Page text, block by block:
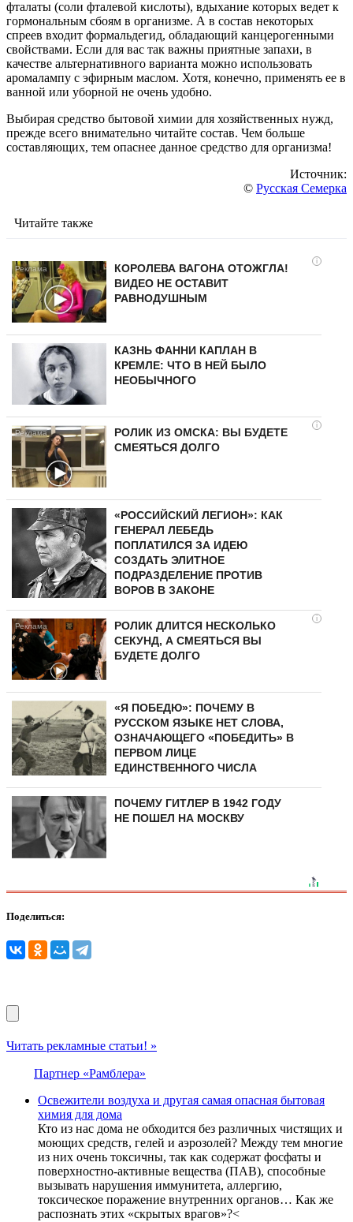
фталаты (соли фталевой кислоты), вдыхание которых ведет к
гормональным сбоям в организме. А в состав некоторых
спреев входит формальдегид, обладающий канцерогенными
свойствами. Если для вас так важны приятные запахи, в
качестве альтернативного варианта можно использовать
аромалампу с эфирным маслом. Хотя, конечно, применять ее в
ванной или уборной не очень удобно.
Выбирая средство бытовой химии для хозяйственных нужд,
прежде всего внимательно читайте состав. Чем больше
составляющих, тем опаснее данное средство для организма!
Источник:
© Русская Семерка
Читайте также
i
КОРОЛЕВА ВАГОНА ОТОЖГЛА!
ВИДЕО НЕ ОСТАВИТ
РАВНОДУШНЫМ
КАЗНЬ ФАННИ КАПЛАН В
КРЕМЛЕ: ЧТО В НЕЙ БЫЛО
НЕОБЫЧНОГО
i
РОЛИК ИЗ ОМСКА: ВЫ БУДЕТЕ
СМЕЯТЬСЯ ДОЛГО
«РОССИЙСКИЙ ЛЕГИОН»: КАК
ГЕНЕРАЛ ЛЕБЕДЬ
ПОПЛАТИЛСЯ ЗА ИДЕЮ
СОЗДАТЬ ЭЛИТНОЕ
ПОДРАЗДЕЛЕНИЕ ПРОТИВ
ВОРОВ В ЗАКОНЕ
i
РОЛИК ДЛИТСЯ НЕСКОЛЬКО
СЕКУНД, А СМЕЯТЬСЯ ВЫ
БУДЕТЕ ДОЛГО
«Я ПОБЕДЮ»: ПОЧЕМУ В
РУССКОМ ЯЗЫКЕ НЕТ СЛОВА,
ОЗНАЧАЮЩЕГО «ПОБЕДИТЬ» В
ПЕРВОМ ЛИЦЕ
ЕДИНСТВЕННОГО ЧИСЛА
ПОЧЕМУ ГИТЛЕР В 1942 ГОДУ
НЕ ПОШЕЛ НА МОСКВУ
Поделиться:
Читать рекламные статьи! »
Партнер «Рамблера»
Освежители воздуха и другая самая опасная бытовая
химия для дома
Кто из нас дома не обходится без различных чистящих и
моющих средств, гелей и аэрозолей? Между тем многие
из них очень токсичны, так как содержат фосфаты и
поверхностно-активные вещества (ПАВ), способные
вызывать нарушения иммунитета, аллергию,
токсическое поражение внутренних органов… Как же
распознать этих «скрытых врагов»?<